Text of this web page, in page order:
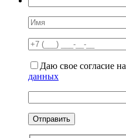
Даю свое согласие на
данных